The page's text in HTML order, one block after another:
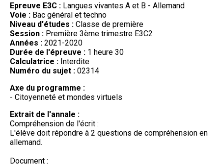
Epreuve E3C : Langues vivantes A et B - Allemand
Voie : Bac général et techno
Niveau d'études : Classe de première
Session : Première 3ème trimestre E3C2
Années : 2021-2020
Durée de l'épreuve : 1 heure 30
Calculatrice : Interdite
Numéro du sujet : 02314
Axe du programme :
- Citoyenneté et mondes virtuels
Extrait de l'annale :
Compréhension de l'écrit :
L'élève doit répondre à 2 questions de compréhension en
allemand.
Document :